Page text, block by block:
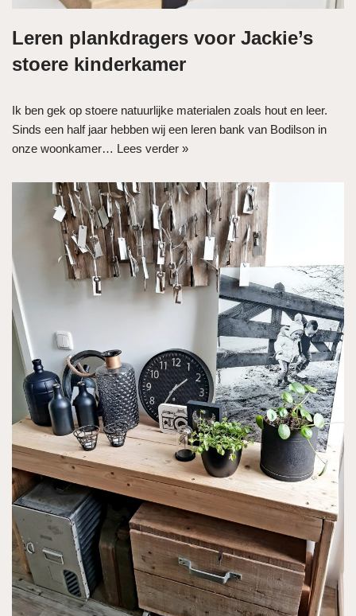
Leren plankdragers voor Jackie’s
stoere kinderkamer
Ik ben gek op stoere natuurlijke materialen zoals hout en leer.
Sinds een half jaar hebben wij een leren bank van Bodilson in
onze woonkamer… Lees verder »